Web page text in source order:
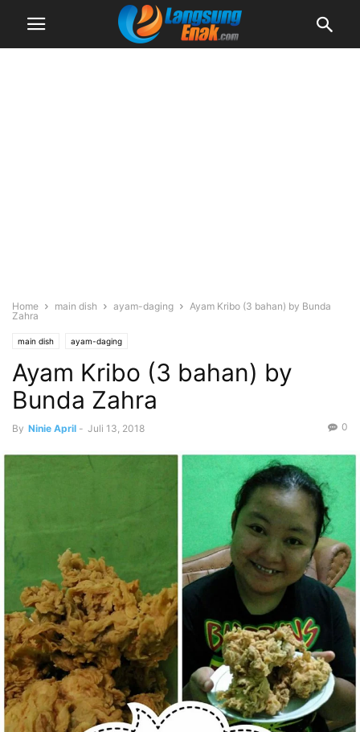
Home main dish ayam-daging
Ayam Kribo (3 bahan) by Bunda
Zahra
main dish ayam-daging
Ayam Kribo (3 bahan) by
Bunda Zahra
By Ninie April - Juli 13, 2018 0